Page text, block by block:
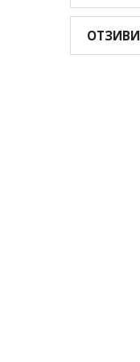
ОТЗИВИ